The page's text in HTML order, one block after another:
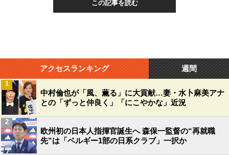
この記事を読む
アクセスランキング 週間
中村倫也が「風、薫る」に大貢献…妻・水卜麻美アナ
との「ずっと仲良く」「にこやかな」近況
1
欧州初の日本人指揮官誕生へ 森保一監督の“再就職
先”は「ベルギー1部の日系クラブ」一択か
2